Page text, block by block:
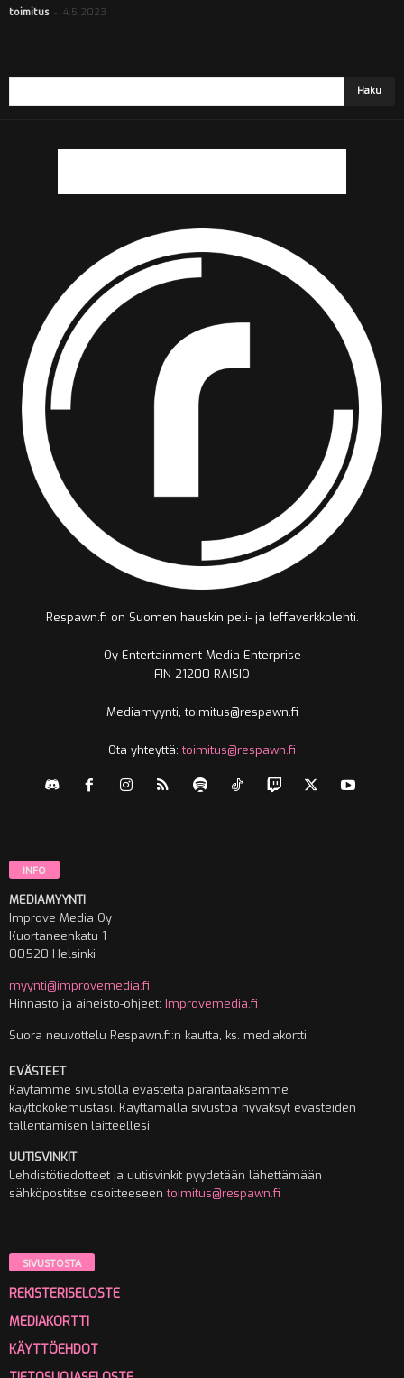
toimitus - 4.5.2023
Respawn.fi on Suomen hauskin peli- ja leffaverkkolehti.
Oy Entertainment Media Enterprise
FIN-21200 RAISIO
Mediamyynti, toimitus@respawn.fi
Ota yhteyttä:toimitus@respawn.fi
INFO
MEDIAMYYNTI
Improve Media Oy
Kuortaneenkatu 1
00520 Helsinki
myynti@improvemedia.fi
Hinnasto ja aineisto-ohjeet: Improvemedia.fi
Suora neuvottelu Respawn.fi:n kautta, ks. mediakortti
EVÄSTEET
Käytämme sivustolla evästeitä parantaaksemme
käyttökokemustasi. Käyttämällä sivustoa hyväksyt evästeiden
tallentamisen laitteellesi.
UUTISVINKIT
Lehdistötiedotteet ja uutisvinkit pyydetään lähettämään
sähköpostitse osoitteeseentoimitus@respawn.fi
SIVUSTOSTA
REKISTERISELOSTE
MEDIAKORTTI
KÄYTTÖEHDOT